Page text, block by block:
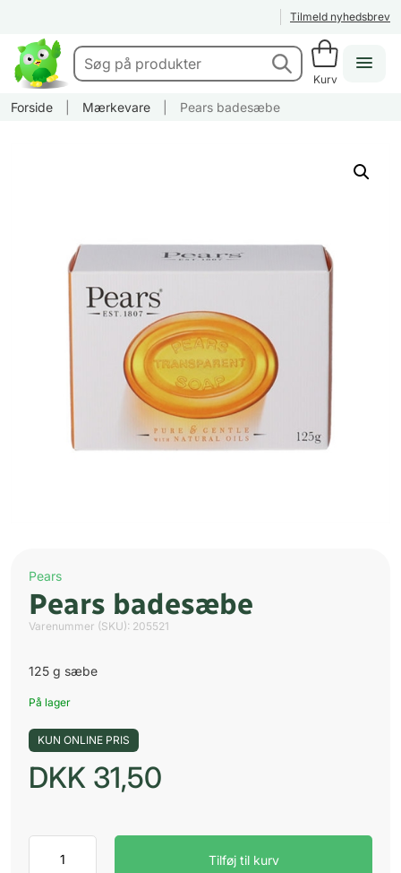
Tilmeld nyhedsbrev
Kurv
Forside Mærkevare Pears badesæbe
Pears
Pears badesæbe
Varenummer (SKU): 205521
125 g sæbe
På lager
KUN ONLINE PRIS
DKK 31,50
badesæbe
Tilføj til kurv